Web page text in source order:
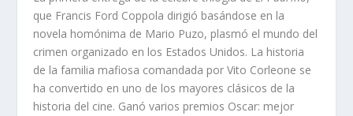
que Francis Ford Coppola dirigió basándose en la
novela homónima de Mario Puzo, plasmó el mundo del
crimen organizado en los Estados Unidos. La historia
de la familia mafiosa comandada por Vito Corleone se
ha convertido en uno de los mayores clásicos de la
historia del cine. Ganó varios premios Oscar: mejor